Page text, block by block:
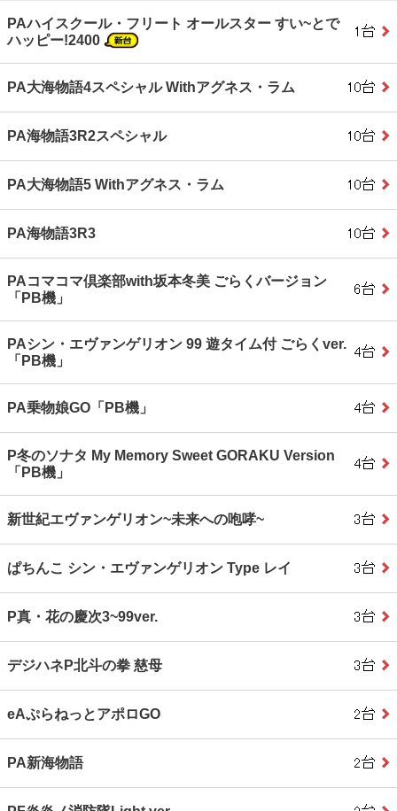
PAハイスクール・フリート オールスター すい~とで
ハッピー!2400
PA大海物語4スペシャル Withアグネス・ラム
PA海物語3R2スペシャル
PA大海物語5 Withアグネス・ラム
PA海物語3R3
PAコマコマ倶楽部with坂本冬美 ごらくバージョン
「PB機」
PAシン・エヴァンゲリオン 99 遊タイム付 ごらくver.
「PB機」
PA乗物娘GO「PB機」
P冬のソナタ My Memory Sweet GORAKU Version
「PB機」
新世紀エヴァンゲリオン~未来への咆哮~
ぱちんこ シン・エヴァンゲリオン Type レイ
P真・花の慶次3~99ver.
デジハネP北斗の拳 慈母
eAぷらねっとアポロGO
PA新海物語